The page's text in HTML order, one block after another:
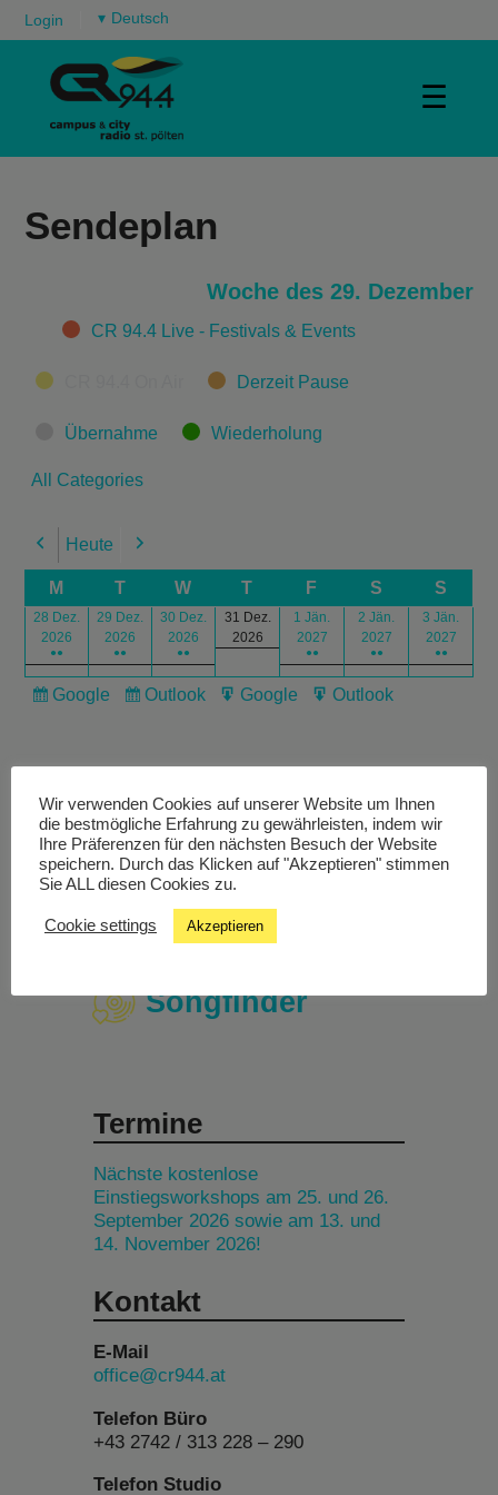
Login ▾
☰
Sendeplan
Woche des 29. Dezember
CategoriesCR 94.4 Live - Festivals & Events
Derzeit Pause
Übernahme Wiederholung
All Categories
Previous
Heute Next
M T W T F S S
28 Dez.
2026
●●
29 Dez.
2026
●●
30 Dez.
2026
●●
31 Dez.
2026
1 Jän.
2027
●●
2 Jän.
2027
●●
3 Jän.
2027
●●
Subscribe
Google
Subscribe
Outlook
Export
Google
Export
Outlook
Livestream
Studiochat
Songfinder
Termine
Nächste kostenlose
Einstiegsworkshops am 25. und 26.
September 2026 sowie am 13. und
14. November 2026!
Kontakt
E-Mail
office@cr944.at
Telefon Büro
+43 2742 / 313 228 – 290
Telefon Studio
Wir verwenden Cookies auf unserer Website um Ihnen
die bestmögliche Erfahrung zu gewährleisten, indem wir
Ihre Präferenzen für den nächsten Besuch der Website
speichern. Durch das Klicken auf "Akzeptieren" stimmen
Sie ALL diesen Cookies zu.
Cookie settings Akzeptieren